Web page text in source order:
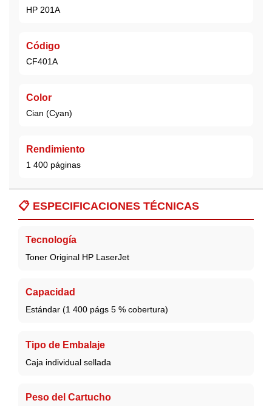
HP 201A
Código
CF401A
Color
Cian (Cyan)
Rendimiento
1 400 páginas
📋 ESPECIFICACIONES TÉCNICAS
Tecnología
Toner Original HP LaserJet
Capacidad
Estándar (1 400 págs 5 % cobertura)
Tipo de Embalaje
Caja individual sellada
Peso del Cartucho